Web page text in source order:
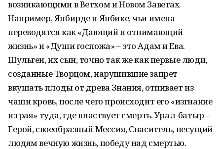
возникающими в Ветхом и Новом Заветах.
Например, Янбирде и Янбике, чьи имена
переводятся как «Дающий и отнимающий
жизнь» и «Души госпожа» – это Адам и Ева.
Шульген, их сын, точно так же как первые люди,
созданные Творцом, нарушившие запрет
вкушать плоды от древа Знания, отпивает из
чаши кровь, после чего происходит его «изгнание
из рая» туда, где властвует смерть. Урал-батыр –
Герой, своеобразный Мессия, Спаситель, несущий
людям вечную жизнь, победу над смертью.